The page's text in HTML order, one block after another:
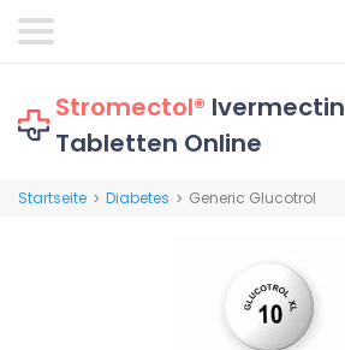
Stromectol® Ivermectin
Tabletten Online
Startseite > Diabetes > Generic Glucotrol